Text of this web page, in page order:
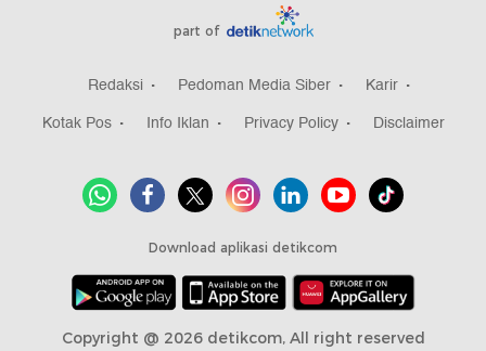
part of
Redaksi Pedoman Media Siber
Karir
Kotak Pos
Info Iklan Privacy Policy Disclaimer
Download aplikasi detikcom
Copyright @ 2026 detikcom, All right reserved